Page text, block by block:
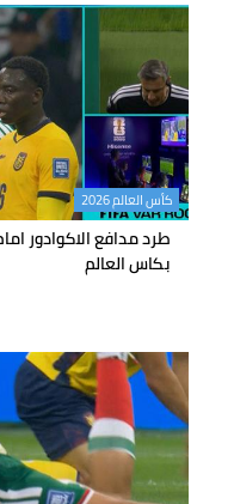
كأس العالم 2026
طرد مدافع الاكوادور
بكاس العالم